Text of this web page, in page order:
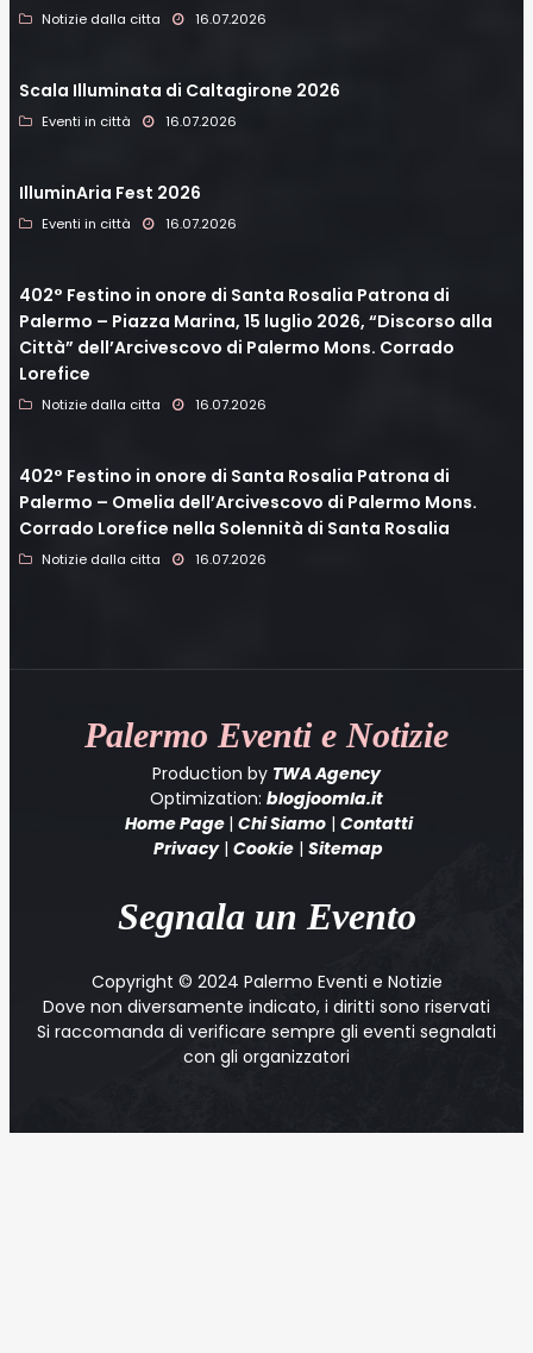
Notizie dalla citta 16.07.2026
Scala Illuminata di Caltagirone 2026
Eventi in città 16.07.2026
IlluminAria Fest 2026
Eventi in città 16.07.2026
402° Festino in onore di Santa Rosalia Patrona di
Palermo – Piazza Marina, 15 luglio 2026, “Discorso alla
Città” dell’Arcivescovo di Palermo Mons. Corrado
Lorefice
Notizie dalla citta 16.07.2026
402° Festino in onore di Santa Rosalia Patrona di
Palermo – Omelia dell’Arcivescovo di Palermo Mons.
Corrado Lorefice nella Solennità di Santa Rosalia
Notizie dalla citta 16.07.2026
Palermo Eventi e Notizie
Production by TWA Agency
Optimization: blogjoomla.it
Home Page | Chi Siamo| Contatti
Privacy| Cookie | Sitemap
Segnala un Evento
Copyright © 2024 Palermo Eventi e Notizie
Dove non diversamente indicato, i diritti sono riservati
Si raccomanda di verificare sempre gli eventi segnalati
con gli organizzatori